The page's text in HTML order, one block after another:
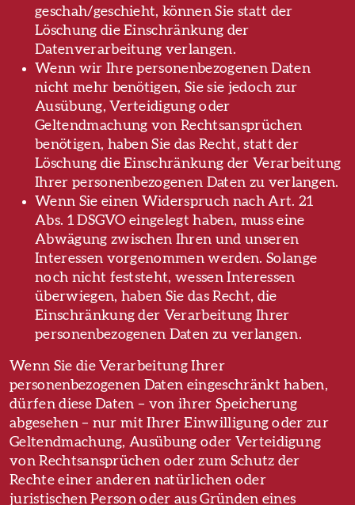
geschah/geschieht, können Sie statt der
Löschung die Einschränkung der
Datenverarbeitung verlangen.
Wenn wir Ihre personenbezogenen Daten
nicht mehr benötigen, Sie sie jedoch zur
Ausübung, Verteidigung oder
Geltendmachung von Rechtsansprüchen
benötigen, haben Sie das Recht, statt der
Löschung die Einschränkung der Verarbeitung
Ihrer personenbezogenen Daten zu verlangen.
Wenn Sie einen Widerspruch nach Art. 21
Abs. 1 DSGVO eingelegt haben, muss eine
Abwägung zwischen Ihren und unseren
Interessen vorgenommen werden. Solange
noch nicht feststeht, wessen Interessen
überwiegen, haben Sie das Recht, die
Einschränkung der Verarbeitung Ihrer
personenbezogenen Daten zu verlangen.
Wenn Sie die Verarbeitung Ihrer
personenbezogenen Daten eingeschränkt haben,
dürfen diese Daten – von ihrer Speicherung
abgesehen – nur mit Ihrer Einwilligung oder zur
Geltendmachung, Ausübung oder Verteidigung
von Rechtsansprüchen oder zum Schutz der
Rechte einer anderen natürlichen oder
juristischen Person oder aus Gründen eines